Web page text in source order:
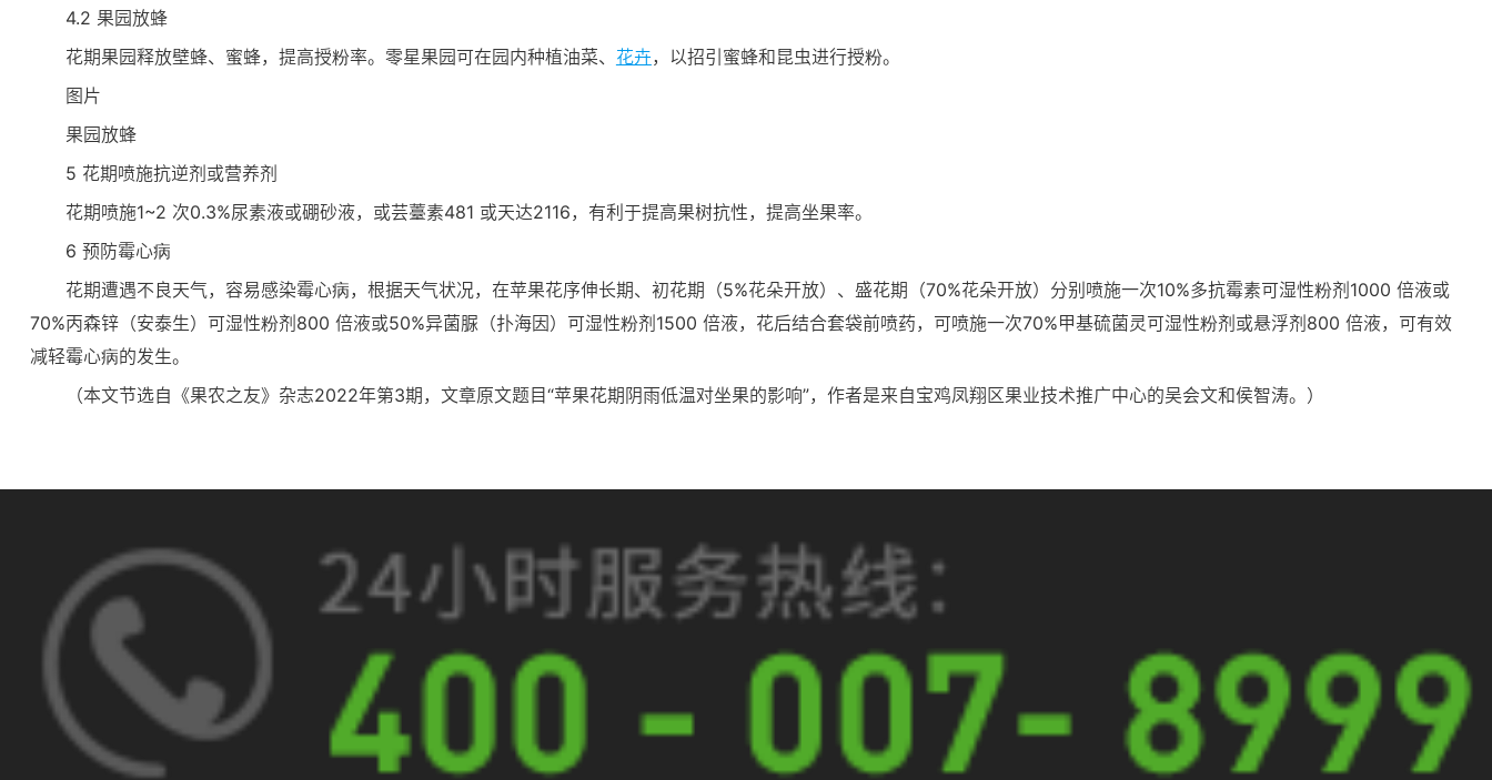
4.2 果园放蜂
花期果园释放壁蜂、蜜蜂，提高授粉率。零星果园可在园内种植油菜、 花卉，以招引蜜蜂和昆虫进行授粉。
图片
果园放蜂
5 花期喷施抗逆剂或营养剂
花期喷施1~2 次0.3%尿素液或硼砂液，或芸薹素481 或天达2116，有利于提高果树抗性，提高坐果率。
6 预防霉心病
花期遭遇不良天气，容易感染霉心病，根据天气状况，在苹果花序伸长期、初花期（5%花朵开放）、盛花期（70%花朵开放）分别喷施一次10%多抗霉素可湿性粉剂1000 倍液或
70%丙森锌（安泰生）可湿性粉剂800 倍液或50%异菌脲（扑海因）可湿性粉剂1500 倍液，花后结合套袋前喷药，可喷施一次70%甲基硫菌灵可湿性粉剂或悬浮剂800 倍液，可有效
减轻霉心病的发生。
（本文节选自《果农之友》杂志2022年第3期，文章原文题目“苹果花期阴雨低温对坐果的影响”，作者是来自宝鸡凤翔区果业技术推广中心的吴会文和侯智涛。）